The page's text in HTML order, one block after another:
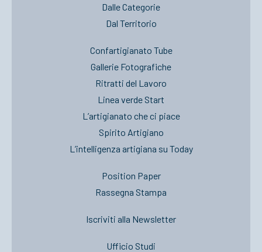
Dalle Categorie
Dal Territorio
Confartigianato Tube
Gallerie Fotografiche
Ritratti del Lavoro
Linea verde Start
L’artigianato che ci piace
Spirito Artigiano
L’intelligenza artigiana su Today
Position Paper
Rassegna Stampa
Iscriviti alla Newsletter
Ufficio Studi